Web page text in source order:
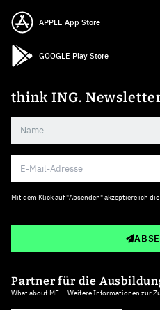
APPLE App Store
GOOGLE Play Store
think ING.
Mit dem Klick auf "Absenden" akzeptiere ich die
Partner für die
What about ME — Weitere Informationen zur